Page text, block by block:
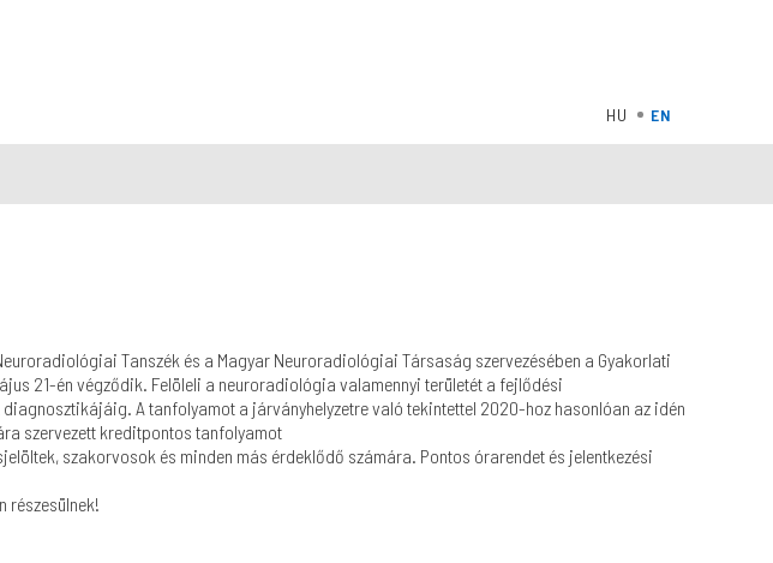
Tanszék és a Magyar Neuroradiológiai Társaság szervezésében a Gyakorlati
21-én végződik. Felöleli a neuroradiológia valamennyi területét a fejlődési
A tanfolyamot a járványhelyzetre való tekintettel 2020-hoz hasonlóan az idén
szervezett kreditpontos tanfolyamot
szakorvosok és minden más érdeklődő számára. Pontos órarendet és jelentkezési
részesülnek!